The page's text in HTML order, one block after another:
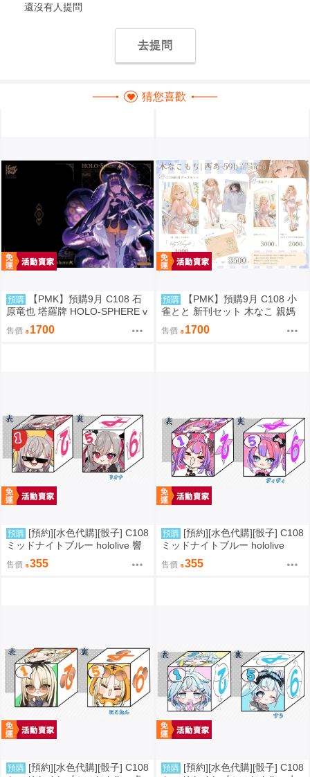
還沒有人提問
去提問
猜您喜歡
預購
【PMK】預購9月 C108 石
原竜也 塔羅牌 HOLO-SPHERE v
ol.04 Hololive
售價 1700
預購
【PMK】預購9月 C108 小
雀とと 新刊セット 木なこ 親媽
新刊套組 VSPO
售價 1700
預購 [預約][水色代購][骰子] C108
ミッドナイトブルー hololive 響
咲リオナ
售價 355
預購 [預約][水色代購][骰子] C108
ミッドナイトブルー hololive
綺々羅々ヴィヴィ
售價 355
預購 [預約][水色代購][骰子] C108
預購 [預約][水色代購][骰子] C108